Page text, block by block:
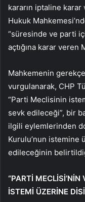
kararın iptaline
Hukuk
“süresinde ve parti
açtığına karar veren
Mahkemenin
vurgulanarak, CHP
“Parti Meclisinin
sevk edileceği”, bir
ilgili eylemlerinden
Kurulu’nun
edileceğinin
“PARTİ
İSTEMİ ÜZERİNE